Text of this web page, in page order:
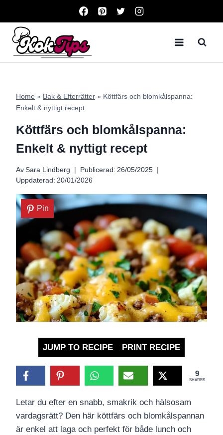
content
Home » Bak & Efterrätter » Köttfärs och blomkålspanna:
Enkelt & nyttigt recept
Köttfärs och blomkålspanna:
Enkelt & nyttigt recept
Av Sara Lindberg Publicerad: 26/05/2025
Uppdaterad: 20/01/2026
Pin
JUMP TO RECIPE PRINT RECIPE
9
SHARES
Letar du efter en snabb, smakrik och hälsosam
vardagsrätt? Den här köttfärs och blomkålspannan
är enkel att laga och perfekt för både lunch och